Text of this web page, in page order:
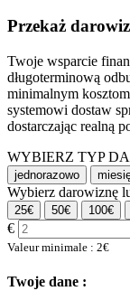
Przekaż
Twoje wsparcie
długoterminową
minimalnym
systemowi dostaw
dostarczając realną
WYBIERZ TYP
jednorazowo
Wybierz darowiznę
25€ 50€ 100€
€
Valeur minimale : 2€
Twoje dane :